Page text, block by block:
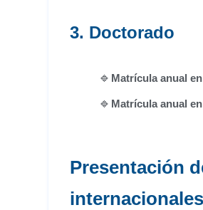
3. Doctorado
Matrícula anual
Matrícula anual
Presentación
internacionales